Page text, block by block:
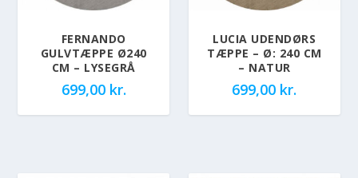
FERNANDO
GULVTÆPPE Ø240
CM – LYSEGRÅ
699,00 kr.
LUCIA UDENDØRS
TÆPPE – Ø: 240 CM
– NATUR
699,00 kr.